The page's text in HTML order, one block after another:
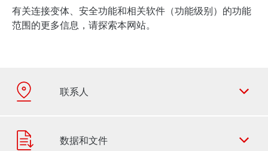
有关连接变体、安全功能和相关软件（功能级别）的功能
范围的更多信息，请探索本网站。